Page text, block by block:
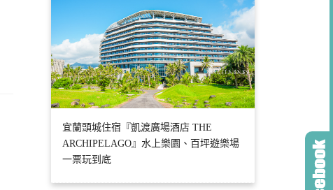
宜蘭頭城住宿『凱渡廣場酒店 THE
ARCHIPELAGO』水上樂園、百坪遊樂場
一票玩到底